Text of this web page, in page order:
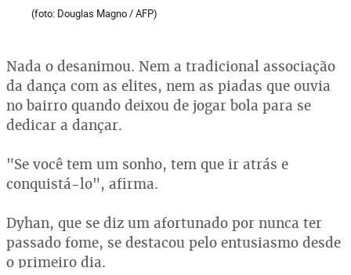
(foto: Douglas Magno / AFP)
Nada o desanimou. Nem a tradicional associação
da dança com as elites, nem as piadas que ouvia
no bairro quando deixou de jogar bola para se
dedicar a dançar.
"Se você tem um sonho, tem que ir atrás e
conquistá-lo", afirma.
Dyhan, que se diz um afortunado por nunca ter
passado fome, se destacou pelo entusiasmo desde
o primeiro dia.